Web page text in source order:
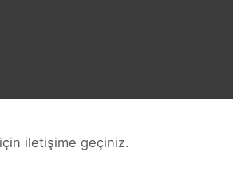
iletişime geçiniz.